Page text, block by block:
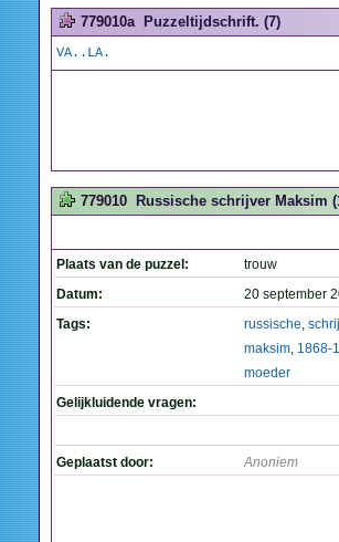
779010a Puzzeltijdschrift. (7)
VA..LA.
779010 Russische schrijver Maksim
Plaats van de puzzel:
trouw
Datum:
20 september
Tags:
russische,
maksim, 1868-
moeder
Gelijkluidende vragen:
Geplaatst door: Anoniem